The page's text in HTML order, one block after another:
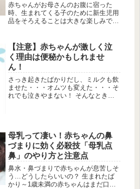
赤ちゃんがお母さんのお腹に宿った
時、生まれてくる子のために新生児用
品をそろえることは大きな楽しみでも
のです。 生まれてくる赤ちゃんのた
めに新生児用の服の選び方のコツを知
り、...
【注意】赤ちゃんが激しく泣
く理由は便秘かもしれませ
ん！
さっき起きたばかりだし、ミルクも飲
ませた・・・オムツも変えた・・・そ
れでも泣きやまない！ そんなときは
て...
母乳って凄い！赤ちゃんの鼻
づまりに効く必殺技「母乳点
鼻」のやり方と注意点
鼻水・鼻づまりで赤ちゃんが息苦しそ
う…どうしたらいいの？ 生まれたば
かり～1歳未満の赤ちゃんはまだ口呼